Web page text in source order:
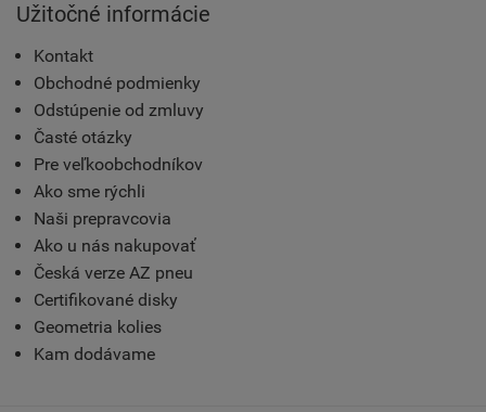
Užitočné informácie
Kontakt
Obchodné podmienky
Odstúpenie od zmluvy
Časté otázky
Pre veľkoobchodníkov
Ako sme rýchli
Naši prepravcovia
Ako u nás nakupovať
Česká verze AZ pneu
Certifikované disky
Geometria kolies
Kam dodávame